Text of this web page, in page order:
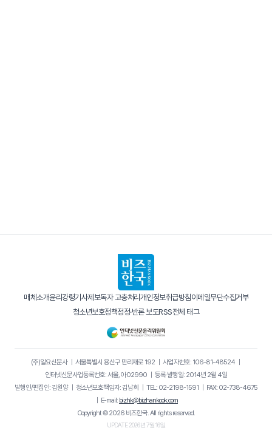
매체소개윤리강령기사제보독자 고충처리개인정보취급방침이메일무단수집거부
청소년보호정책정정·반론 보도RSS전체 태그
(주)일요신문사｜ 서울특별시 용산구 만리재로 192｜ 사업자번호: 106-81-48524｜
인터넷신문사업등록번호: 서울, 아02990 ｜ 등록·발행일: 2014년 2월 4일
발행인/편집인: 김원양｜ 청소년보호책임자: 김남희 ｜ TEL: 02-2198-1591 ｜ FAX: 02-738-4675
｜ E-mail: bizhk@bizhankook.com
Copyright © 2026 비즈한국. All rights reserved.
UPDATE 2026년 7월 16일